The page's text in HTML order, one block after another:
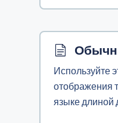
Используйте
отображения
языке длиной